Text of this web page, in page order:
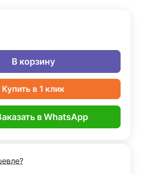
В корзину
Купить в 1 клик
в WhatsApp